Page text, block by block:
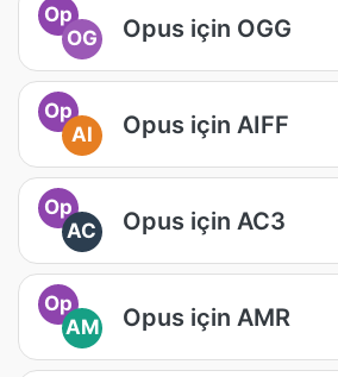
Op
OG
Opus için OGG
Op
AI
Opus için AIFF
Op
AC
Opus için AC3
Op
AM
Opus için AMR